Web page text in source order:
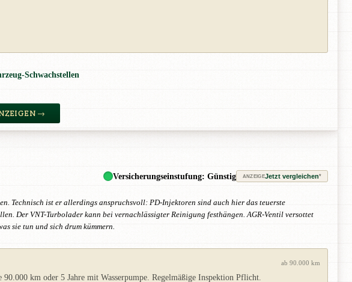
Schwachstellen
→
Versicherungseinstufung: Günstig ANZEIGEJetzt vergleichen*
Technisch ist er allerdings anspruchsvoll: PD-Injektoren sind auch hier das teuerste
Der VNT-Turbolader kann bei vernachlässigter Reinigung festhängen. AGR-Ventil versottet
sie tun und sich drum kümmern.
ab 90.000 km
km oder 5 Jahre mit Wasserpumpe. Regelmäßige Inspektion Pflicht.